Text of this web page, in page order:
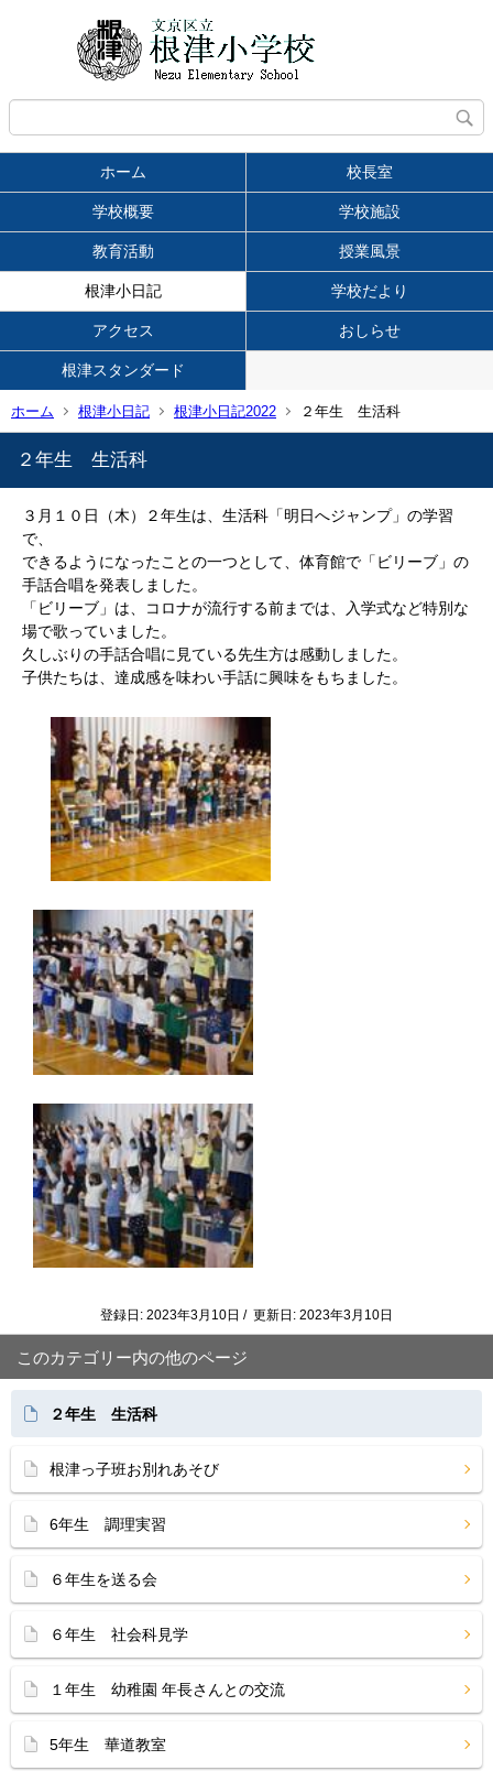
ホーム 校長室
学校概要 学校施設
教育活動 授業風景
根津小日記 学校だより
アクセス おしらせ
根津スタンダード
ホーム 根津小日記 根津小日記2022 ２年生 生活科
２年生 生活科
３月１０日（木）２年生は、生活科「明日へジャンプ」の学習
で、
できるようになったことの一つとして、体育館で「ビリーブ」の
手話合唱を発表しました。
「ビリーブ」は、コロナが流行する前までは、入学式など特別な
場で歌っていました。
久しぶりの手話合唱に見ている先生方は感動しました。
子供たちは、達成感を味わい手話に興味をもちました。
登録日: 2023年3月10日 / 更新日: 2023年3月10日
このカテゴリー内の他のページ
２年生 生活科
根津っ子班お別れあそび
6年生 調理実習
６年生を送る会
６年生 社会科見学
１年生 幼稚園 年長さんとの交流
5年生 華道教室